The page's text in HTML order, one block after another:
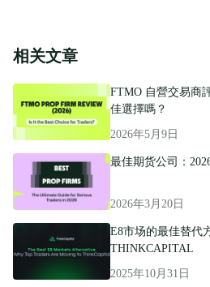
相关文章
FTMO 自營交易商
佳選擇嗎？
2026年5月9日
最佳期货公司：
2026年3月20日
E8市场的最佳替代
THINKCAPITAL
2025年10月31日